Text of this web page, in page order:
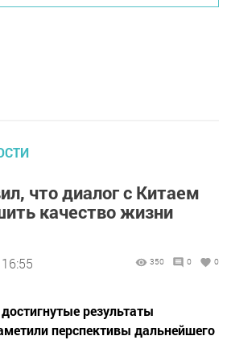
что диалог с Китаем
качество жизни
350 0 0
результаты
перспективы дальнейшего